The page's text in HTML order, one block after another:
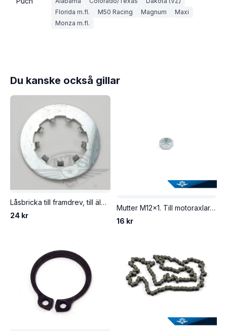
Florida m.fl.
M50 Racing Magnum
Maxi
Monza m.fl.
Du kanske också gillar
Låsbricka till framdrev, till äldre Puch.
24 kr
Mutter M12x1. Till motoraxlar, drevaxlar, hjulaxlar, svingaxlar, mm.
16 kr